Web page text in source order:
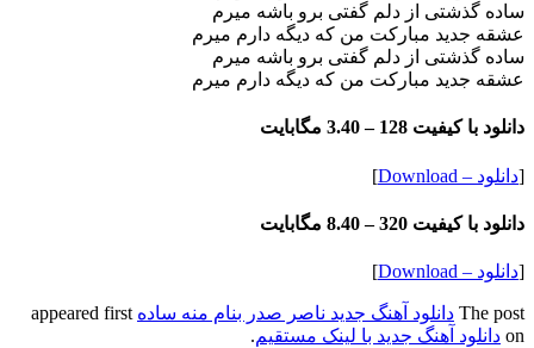
ساده گذشتی از دلم گفتی برو باشه میرم
عشقه جدید مبارکت من که دیگه دارم میرم
ساده گذشتی از دلم گفتی برو باشه میرم
عشقه جدید مبارکت من که دیگه دارم میرم
دانلود با کیفیت 128 – 3.40 مگابایت
[دانلود – Download ]
دانلود با کیفیت 320 – 8.40 مگابایت
[دانلود – Download ]
The post دانلود آهنگ جدید ناصر صدر بنام منه ساده appeared first
on دانلود آهنگ جدید با لینک مستقیم.